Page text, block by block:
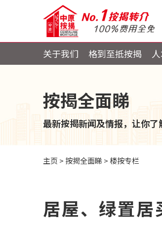
关于我们 格到至抵按揭
按揭全面睇
最新按揭新闻及情报，让你了
主页 >按揭全面睇 > 楼按专栏
居屋、绿置居